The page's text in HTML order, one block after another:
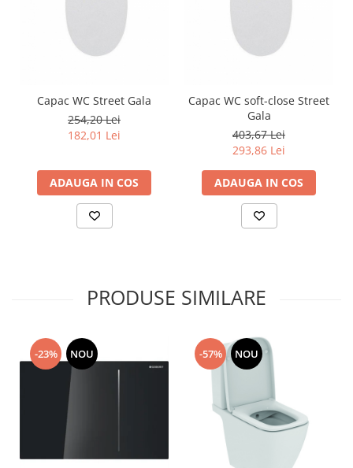
Capac WC Street Gala
254,20 Lei
182,01 Lei
ADAUGA IN COS
Capac WC soft-close Street
Gala
403,67 Lei
293,86 Lei
ADAUGA IN COS
PRODUSE SIMILARE
-23% NOU -57% NOU